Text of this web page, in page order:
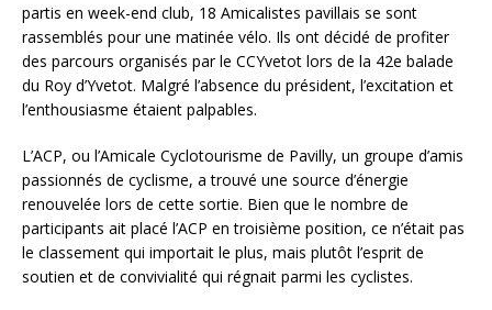
partis en week-end club, 18 Amicalistes pavillais se sont
rassemblés pour une matinée vélo. Ils ont décidé de profiter
des parcours organisés par le CCYvetot lors de la 42e balade
du Roy d’Yvetot. Malgré l’absence du président, l’excitation et
l’enthousiasme étaient palpables.
L’ACP, ou l’Amicale Cyclotourisme de Pavilly, un groupe d’amis
passionnés de cyclisme, a trouvé une source d’énergie
renouvelée lors de cette sortie. Bien que le nombre de
participants ait placé l’ACP en troisième position, ce n’était pas
le classement qui importait le plus, mais plutôt l’esprit de
soutien et de convivialité qui régnait parmi les cyclistes.